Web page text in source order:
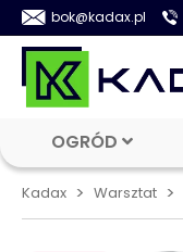
bok@kadax.pl
OGRÓD
Kadax > Warsztat >